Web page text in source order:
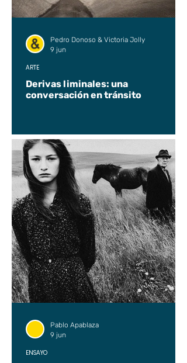
Derivas liminales: una
conversación en tránsito
ARTE
Pedro Donoso & Victoria Jolly
9 jun
ENSAYO
Pablo Apablaza
9 jun